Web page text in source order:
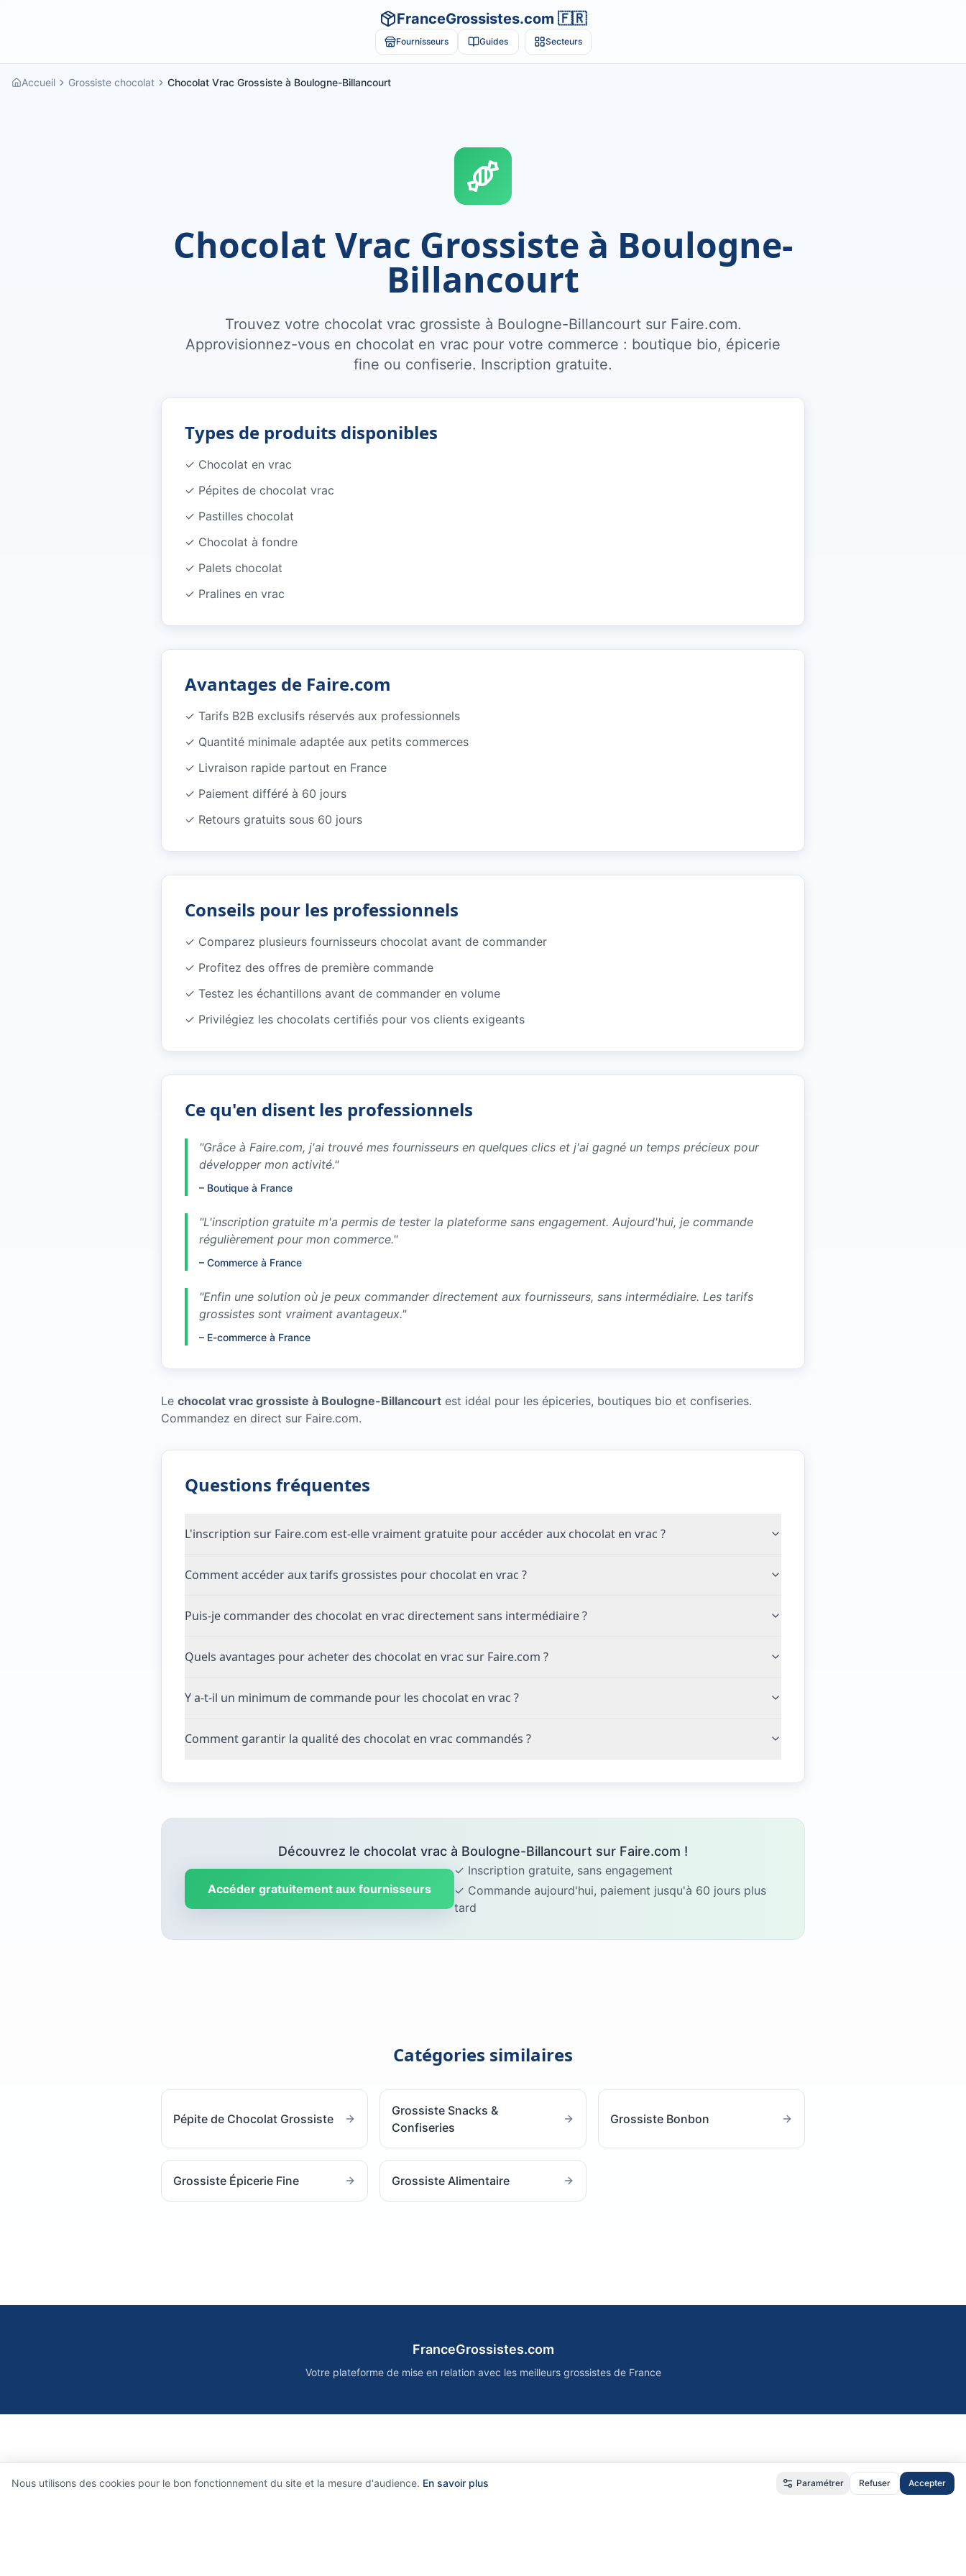
Nous utilisons des cookies pour le bon fonctionnement du site et la mesure d'audience. En savoir plus Paramétrer Refuser Accepter
FranceGrossistes.com 🇫🇷
Fournisseurs Guides Secteurs
Accueil Grossiste chocolat Chocolat Vrac Grossiste à Boulogne-Billancourt
Chocolat Vrac Grossiste à Boulogne-
Billancourt
Trouvez votre chocolat vrac grossiste à Boulogne-Billancourt sur Faire.com.
Approvisionnez-vous en chocolat en vrac pour votre commerce : boutique bio, épicerie
fine ou confiserie. Inscription gratuite.
Types de produits disponibles
✓ Chocolat en vrac
✓ Pépites de chocolat vrac
✓ Pastilles chocolat
✓ Chocolat à fondre
✓ Palets chocolat
✓ Pralines en vrac
Avantages de Faire.com
✓ Tarifs B2B exclusifs réservés aux professionnels
✓ Quantité minimale adaptée aux petits commerces
✓ Livraison rapide partout en France
✓ Paiement différé à 60 jours
✓ Retours gratuits sous 60 jours
Conseils pour les professionnels
✓ Comparez plusieurs fournisseurs chocolat avant de commander
✓ Profitez des offres de première commande
✓ Testez les échantillons avant de commander en volume
✓ Privilégiez les chocolats certifiés pour vos clients exigeants
Ce qu'en disent les professionnels
"Grâce à Faire.com, j'ai trouvé mes fournisseurs en quelques clics et j'ai gagné un temps précieux pour
développer mon activité."
– Boutique à France
"L'inscription gratuite m'a permis de tester la plateforme sans engagement. Aujourd'hui, je commande
régulièrement pour mon commerce."
– Commerce à France
"Enfin une solution où je peux commander directement aux fournisseurs, sans intermédiaire. Les tarifs
grossistes sont vraiment avantageux."
– E-commerce à France
Le chocolat vrac grossiste à Boulogne-Billancourt est idéal pour les épiceries, boutiques bio et confiseries.
Commandez en direct sur Faire.com.
Questions fréquentes
L'inscription sur Faire.com est-elle vraiment gratuite pour accéder aux chocolat en vrac ?
Comment accéder aux tarifs grossistes pour chocolat en vrac ?
Puis-je commander des chocolat en vrac directement sans intermédiaire ?
Quels avantages pour acheter des chocolat en vrac sur Faire.com ?
Y a-t-il un minimum de commande pour les chocolat en vrac ?
Comment garantir la qualité des chocolat en vrac commandés ?
Découvrez le chocolat vrac à Boulogne-Billancourt sur Faire.com !
Accéder gratuitement aux fournisseurs
✓ Inscription gratuite, sans engagement
✓ Commande aujourd'hui, paiement jusqu'à 60 jours plus
tard
Catégories similaires
Pépite de Chocolat Grossiste
Grossiste Snacks &
Confiseries
Grossiste Bonbon
Grossiste Épicerie Fine Grossiste Alimentaire
FranceGrossistes.com
Votre plateforme de mise en relation avec les meilleurs grossistes de France